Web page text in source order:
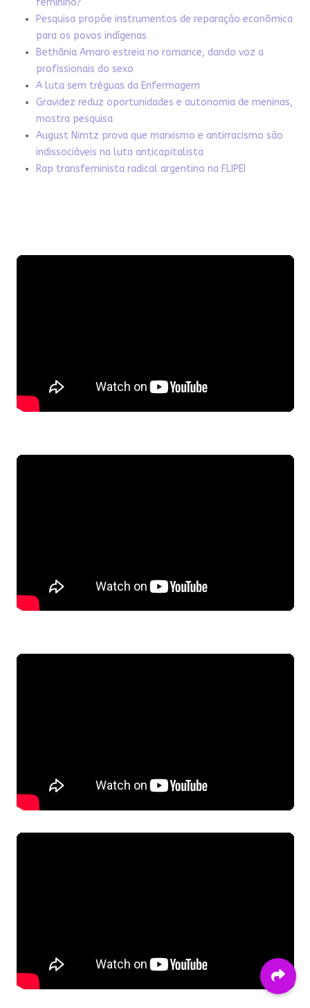
feminino?
Pesquisa propõe instrumentos de reparação econômica
para os povos indígenas
Bethânia Amaro estreia no romance, dando voz a
profissionais do sexo
A luta sem tréguas da Enfermagem
Gravidez reduz oportunidades e autonomia de meninas,
mostra pesquisa
August Nimtz prova que marxismo e antirracismo são
indissociáveis na luta anticapitalista
Rap transfeminista radical argentino na FLIPEI